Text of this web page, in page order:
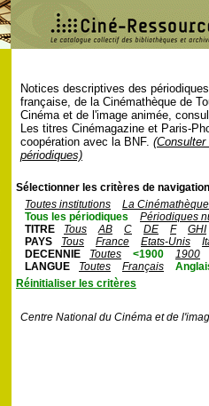
Notices descriptives des
française, de la Cinémathèque de
Cinéma et de l'image animée,
Les titres Cinémagazine et Paris-
coopération avec la BNF.
périodiques)
Sélectionner les critères de
Toutes institutions
La
Tous les périodiques
Périodiques
TITRE
Tous AB C DE F
GHI
PAYS
Tous France Etats-Unis
DECENNIE
Toutes <1900
1900
LANGUE
Toutes Français
Réinitialiser les critères
Centre National du Cinéma et de